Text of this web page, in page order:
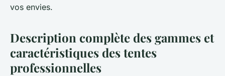
vos envies.
Description complète des gammes et
caractéristiques des tentes
professionnelles